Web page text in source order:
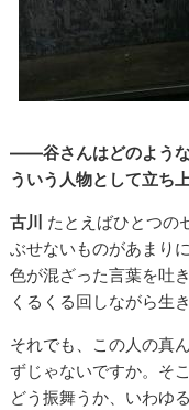
――谷さんはどのよう
ういう人物として立ち
古川 たとえばひとつの
ぶせないものがあまり
色が混ざった言葉を吐
くるくる回しながら生
それでも、この人の真
ずじゃないですか。そ
どう振舞うか、いわゆ